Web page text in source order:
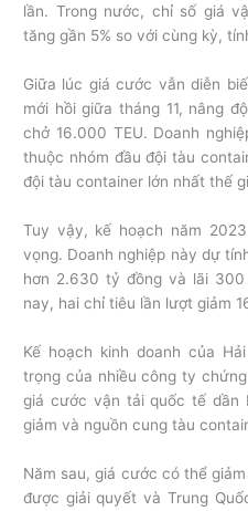
lần. Trong nước, chỉ số giá
tăng gần 5% so với cùng kỳ,
Giữa lúc giá cước vẫn diễn
mới hồi giữa tháng 11, nâng
chở 16.000 TEU. Doanh
thuộc nhóm đầu đội tàu
đội tàu container lớn nhất thế
Tuy vậy, kế hoạch năm
vọng. Doanh nghiệp này dự
hơn 2.630 tỷ đồng và lãi
nay, hai chỉ tiêu lần lượt giảm
Kế hoạch kinh doanh của
trọng của nhiều công ty
giá cước vận tải quốc tế dần
giảm và nguồn cung tàu
Năm sau, giá cước có thể
được giải quyết và Trung